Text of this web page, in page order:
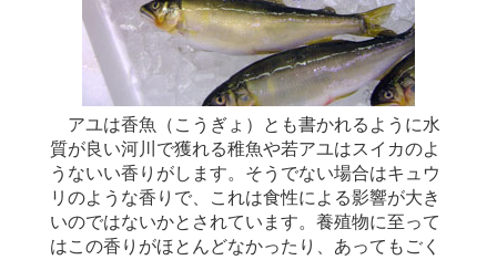
アユは香魚（こうぎょ）とも書かれるように水
質が良い河川で獲れる稚魚や若アユはスイカのよ
うないい香りがします。そうでない場合はキュウ
リのような香りで、これは食性による影響が大き
いのではないかとされています。養殖物に至って
はこの香りがほとんどなかったり、あってもごく